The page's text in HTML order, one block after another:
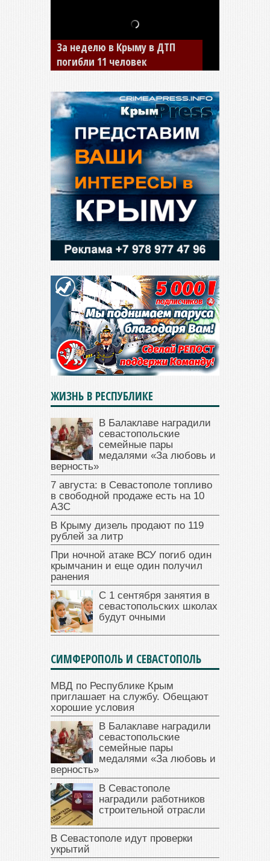
В Джанкое водитель ВАЗа
сбил двух детей на «зебре»
ЖИЗНЬ В РЕСПУБЛИКЕ
В Балаклаве наградили
севастопольские
семейные пары
медалями «За любовь и
верность»
7 августа: в Севастополе топливо
в свободной продаже есть на 10
АЗС
В Крыму дизель продают по 119
рублей за литр
При ночной атаке ВСУ погиб один
крымчанин и еще один получил
ранения
С 1 сентября занятия в
севастопольских школах
будут очными
СИМФЕРОПОЛЬ И СЕВАСТОПОЛЬ
МВД по Республике Крым
приглашает на службу. Обещают
хорошие условия
В Балаклаве наградили
севастопольские
семейные пары
медалями «За любовь и
верность»
В Севастополе
наградили работников
строительной отрасли
В Севастополе идут проверки
укрытий